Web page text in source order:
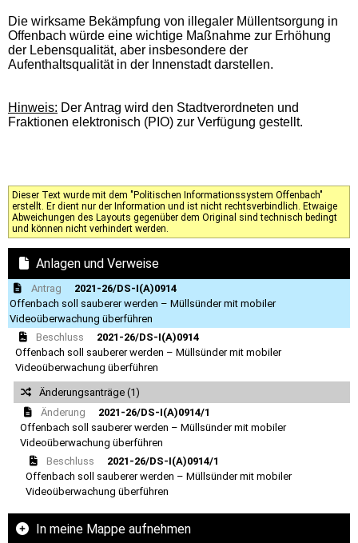
Die wirksame Bekämpfung von illegaler Müllentsorgung in
Offenbach würde eine wichtige Maßnahme zur Erhöhung
der Lebensqualität, aber insbesondere der
Aufenthaltsqualität in der Innenstadt darstellen.
Hinweis: Der Antrag wird den Stadtverordneten und
Fraktionen elektronisch (PIO) zur Verfügung gestellt.
Dieser Text wurde mit dem "Politischen Informationssystem Offenbach"
erstellt. Er dient nur der Information und ist nicht rechtsverbindlich. Etwaige
Abweichungen des Layouts gegenüber dem Original sind technisch bedingt
und können nicht verhindert werden.
Anlagen und Verweise
Antrag
2021-26/DS-I(A)0914
Offenbach soll sauberer werden – Müllsünder mit mobiler
Videoüberwachung überführen
Beschluss
2021-26/DS-I(A)0914
Offenbach soll sauberer werden – Müllsünder mit mobiler
Videoüberwachung überführen
Änderungsanträge (1)
Änderung
2021-26/DS-I(A)0914/1
Offenbach soll sauberer werden – Müllsünder mit mobiler
Videoüberwachung überführen
Beschluss
2021-26/DS-I(A)0914/1
Offenbach soll sauberer werden – Müllsünder mit mobiler
Videoüberwachung überführen
In meine Mappe aufnehmen